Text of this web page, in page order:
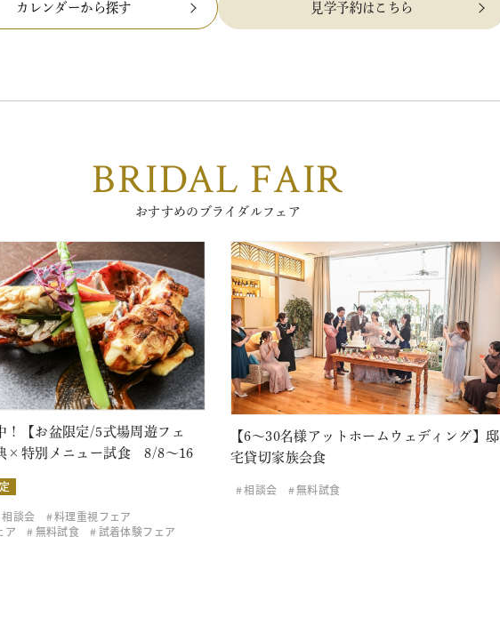
カレンダーから探す 見学予約はこちら
BRIDAL FAIR
おすすめのブライダルフェア
！【お盆限定/5式場周遊フェ
×特別メニュー試食 8/8～16
相談会
料理重視フェア
ア
無料試食 試着体験フェア
【6～30名様アットホームウェディング】邸
宅貸切家族会食
相談会 無料試食